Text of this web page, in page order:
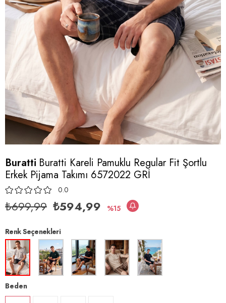
Buratti Buratti Kareli Pamuklu Regular Fit Şortlu
Erkek Pijama Takımı 6572022 GRİ
0.0
₺699,99 ₺594,99 15
Renk Seçenekleri
Beden